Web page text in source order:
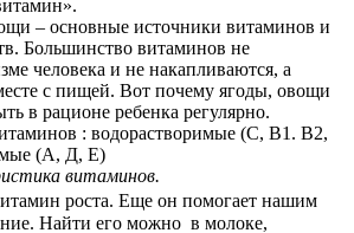
– основные источники витаминов и
Большинство витаминов не
человека и не накапливаются, а
с пищей. Вот почему ягоды, овощи
в рационе ребенка регулярно.
: водорастворимые (С, В1. В2,
(А, Д, Е)
витаминов.
роста. Еще он помогает нашим
Найти его можно в молоке,